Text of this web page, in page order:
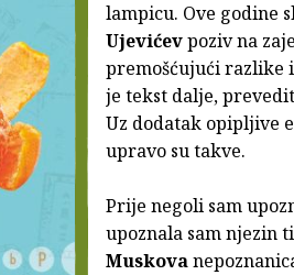
lampicu. Ove godine
Ujevićevpoziv na
premošćujući razlike
je tekst dalje,
Uz dodatak opipljive
upravo su takve.
Prije negoli sam
upoznala sam njezin
Muskova